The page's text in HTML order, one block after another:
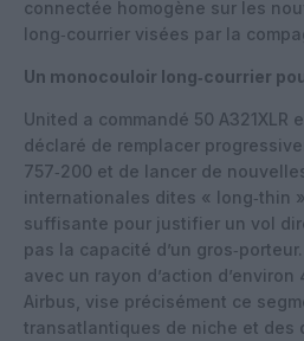
connectée homogène sur les
long‑courrier visées par la
Un monocouloir long‑courrier
United a commandé 50 A321XLR
déclaré de remplacer
757‑200 et de lancer de
internationales dites « long‑thin
suffisante pour justifier un vol
pas la capacité d’un gros‑porteur.
avec un rayon d’action
Airbus, vise précisément ce
transatlantiques de niche et des